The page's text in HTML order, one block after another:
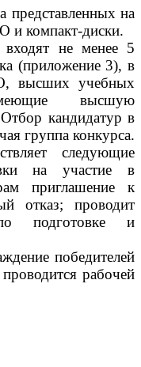
представленных на
и компакт-диски.
не менее 5
(приложение 3), в
высших учебных
высшую
кандидатур в
группа конкурса.
следующие
на участие в
приглашение к
отказ; проводит
подготовке и
победителей
рабочей